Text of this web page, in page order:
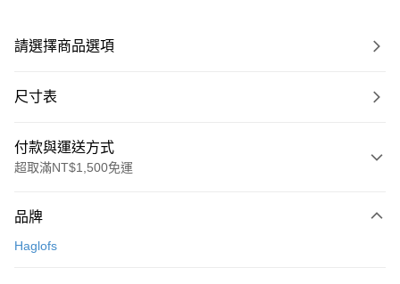
請選擇商品選項
尺寸表
付款與運送方式
超取滿NT$1,500免運
信用卡一次付款
品牌
Haglofs